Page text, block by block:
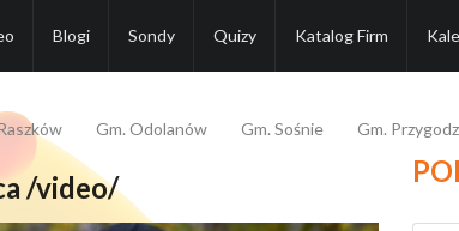
Blogi Sondy Quizy Katalog Firm
Gm. Odolanów Gm. Sośnie Gm.
/video/